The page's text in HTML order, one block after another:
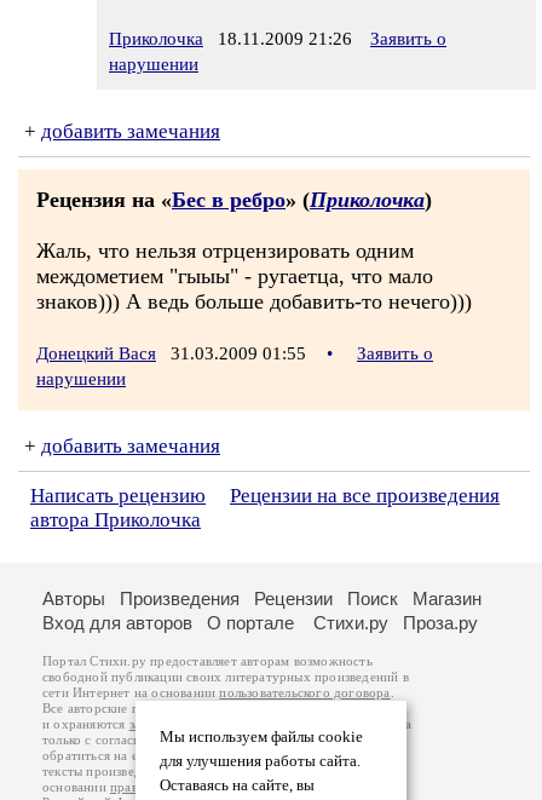
Приколочка 18.11.2009 21:26
Заявить о
нарушении
+ добавить замечания
Рецензия на «Бес в ребро» (Приколочка)
Жаль, что нельзя отрцензировать одним
междометием "гыыы" - ругаетца, что мало
знаков))) А ведь больше добавить-то нечего)))
Донецкий Вася 31.03.2009 01:55 •
Заявить о
нарушении
+ добавить замечания
Написать рецензию
Рецензии на все произведения
автора Приколочка
Мы используем файлы cookie
для улучшения работы сайта.
Оставаясь на сайте, вы
Авторы Произведения Рецензии Поиск
Магазин
Вход для авторов
О портале Стихи.ру Проза.ру
Портал Стихи.ру предоставляет авторам возможность
свободной публикации своих литературных произведений в
сети Интернет на основаниипользовательского договора
Все авторские права на произведения принадлежат авторам
и охраняются законом
. Перепечатка произведений возможна
только с согласия его автора, к которому вы можете
обратиться на его авторской странице. Ответственность за
тексты произведений авторы несут самостоятельно на
основанииправил публикацииизаконодательства